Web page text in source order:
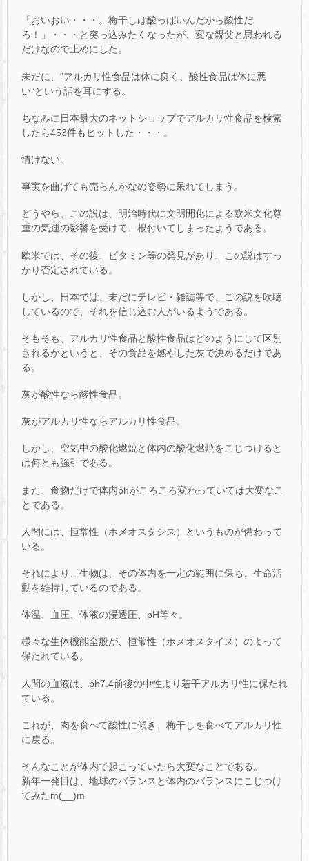
「おいおい・・・。梅干しは酸っぱいんだから酸性だ
ろ！」・・・と突っ込みたくなったが、変な親父と思われる
だけなので止めにした。
未だに、“アルカリ性食品は体に良く、酸性食品は体に悪
い”という話を耳にする。
ちなみに日本最大のネットショップでアルカリ性食品を検索
したら453件もヒットした・・・。
情けない。
事実を曲げても売らんかなの姿勢に呆れてしまう。
どうやら、この説は、明治時代に文明開化による欧米文化尊
重の気運の影響を受けて、根付いてしまったようである。
欧米では、その後、ビタミン等の発見があり、この説はすっ
かり否定されている。
しかし、日本では、未だにテレビ・雑誌等で、この説を吹聴
しているので、それを信じ込む人がいるようである。
そもそも、アルカリ性食品と酸性食品はどのようにして区別
されるかというと、その食品を燃やした灰で決めるだけであ
る。
灰が酸性なら酸性食品。
灰がアルカリ性ならアルカリ性食品。
しかし、空気中の酸化燃焼と体内の酸化燃焼をこじつけると
は何とも強引である。
また、食物だけで体内phがころころ変わっていては大変なこ
とである。
人間には、恒常性（ホメオスタシス）というものが備わって
いる。
それにより、生物は、その体内を一定の範囲に保ち、生命活
動を維持しているのである。
体温、血圧、体液の浸透圧、pH等々。
様々な生体機能全般が、恒常性（ホメオスタイス）のよって
保たれている。
人間の血液は、ph7.4前後の中性より若干アルカリ性に保たれ
ている。
これが、肉を食べて酸性に傾き、梅干しを食べてアルカリ性
に戻る。
そんなことが体内で起こっていたら大変なことである。
新年一発目は、地球のバランスと体内のバランスにこじつけ
てみたm(__)m